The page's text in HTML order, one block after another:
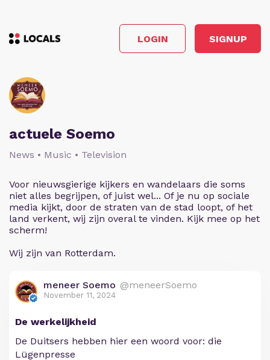
LOGIN SIGNUP
actuele Soemo
News • Music • Television
Voor nieuwsgierige kijkers en wandelaars die soms
niet alles begrijpen, of juist wel... Of je nu op sociale
media kijkt, door de straten van de stad loopt, of het
land verkent, wij zijn overal te vinden. Kijk mee op het
scherm!
Wij zijn van Rotterdam.
meneer Soemo @meneerSoemo
November 11, 2024
De werkelijkheid
De Duitsers hebben hier een woord voor: die
Lügenpresse